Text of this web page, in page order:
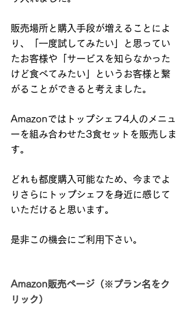
販売場所と購入手段が増えることによ
り、「一度試してみたい」と思ってい
たお客様や「サービスを知らなかった
けど食べてみたい」というお客様と繋
がることができると考えました。
Amazonではトップシェフ4人のメニュ
ーを組み合わせた3食セットを販売しま
す。
どれも都度購入可能なため、今までよ
りさらにトップシェフを身近に感じて
いただけると思います。
是非この機会にご利用下さい。
Amazon販売ページ（※プラン名をク
リック）